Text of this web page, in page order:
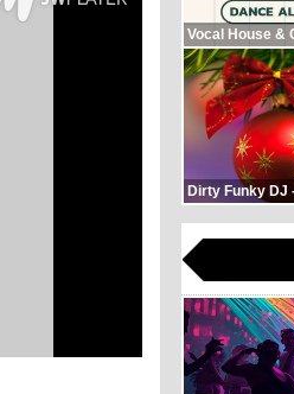
Vocal House &
Dirty Funky DJ